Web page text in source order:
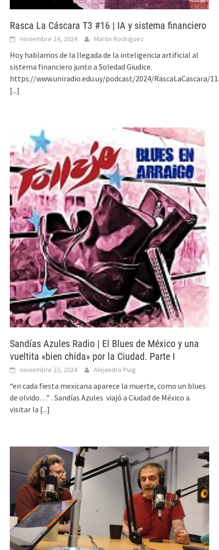
Rasca La Cáscara T3 #16 | IA y sistema financiero
noviembre 24, 2024 Martin Rodriguez
Hoy hablamos de la llegada de la inteligencia artificial al
sistema financiero junto a Soledad Giudice.
https://www.uniradio.edu.uy/podcast/2024/RascaLaCascara/
[...]
Sandías Azules Radio | El Blues de México y una
vueltita «bien chida» por la Ciudad. Parte I
noviembre 23, 2024 Alejandro Puig
“en cada fiesta mexicana aparece la muerte, como un blues
de olvido…” . Sandías Azules viajó a Ciudad de México a
visitar la [...]